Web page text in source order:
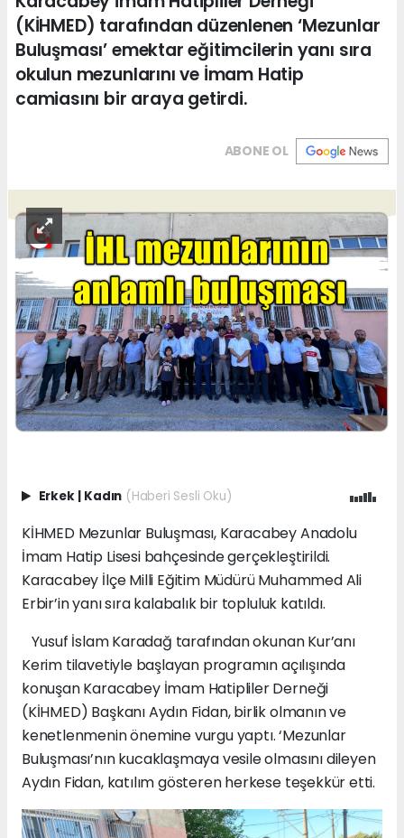
(KİHMED) tarafından düzenlenen ‘Mezunlar
Buluşması’ emektar eğitimcilerin yanı sıra
okulun mezunlarını ve İmam Hatip
camiasını bir araya getirdi.
ABONE OL
Erkek | Kadın (Haberi Sesli Oku)
KİHMED Mezunlar Buluşması, Karacabey Anadolu
İmam Hatip Lisesi bahçesinde gerçekleştirildi.
Karacabey İlçe Milli Eğitim Müdürü Muhammed Ali
Erbir’in yanı sıra kalabalık bir topluluk katıldı.
Yusuf İslam Karadağ tarafından okunan Kur’anı
Kerim tilavetiyle başlayan programın açılışında
konuşan Karacabey İmam Hatipliler Derneği
(KİHMED) Başkanı Aydın Fidan, birlik olmanın ve
kenetlenmenin önemine vurgu yaptı. ‘Mezunlar
Buluşması’nın kucaklaşmaya vesile olmasını dileyen
Aydın Fidan, katılım gösteren herkese teşekkür etti.